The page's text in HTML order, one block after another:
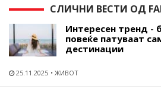
СЛИЧНИ ВЕСТИ ОД
Интересен тренд -
повеќе патуваат
дестинации
25.11.2025 ЖИВОТ